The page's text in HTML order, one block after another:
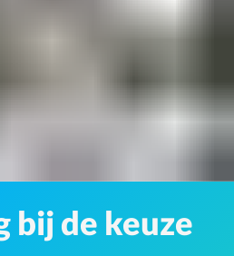
bij de keuze